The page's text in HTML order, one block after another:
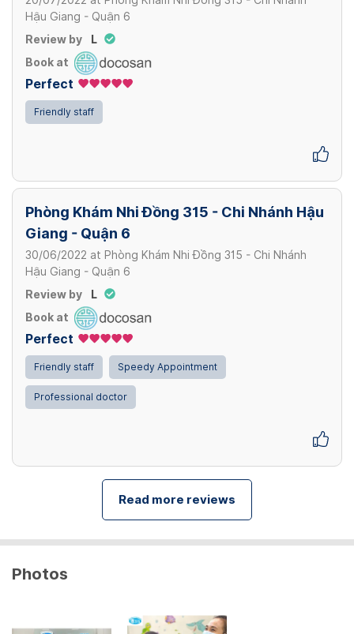
Hậu Giang - Quận 6
Review by
L
Book at
Perfect
Friendly staff
Phòng Khám Nhi Đồng 315 - Chi Nhánh Hậu
Giang - Quận 6
30/06/2022 at Phòng Khám Nhi Đồng 315 - Chi Nhánh
Hậu Giang - Quận 6
Review by
L
Book at
Perfect
Friendly staff Speedy Appointment
Professional doctor
Read more reviews
Photos